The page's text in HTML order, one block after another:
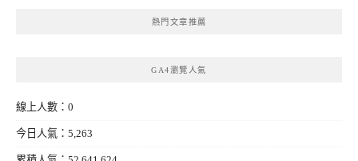
熱門文章推薦
GA4瀏覽人氣
線上人數：0
今日人氣：5,263